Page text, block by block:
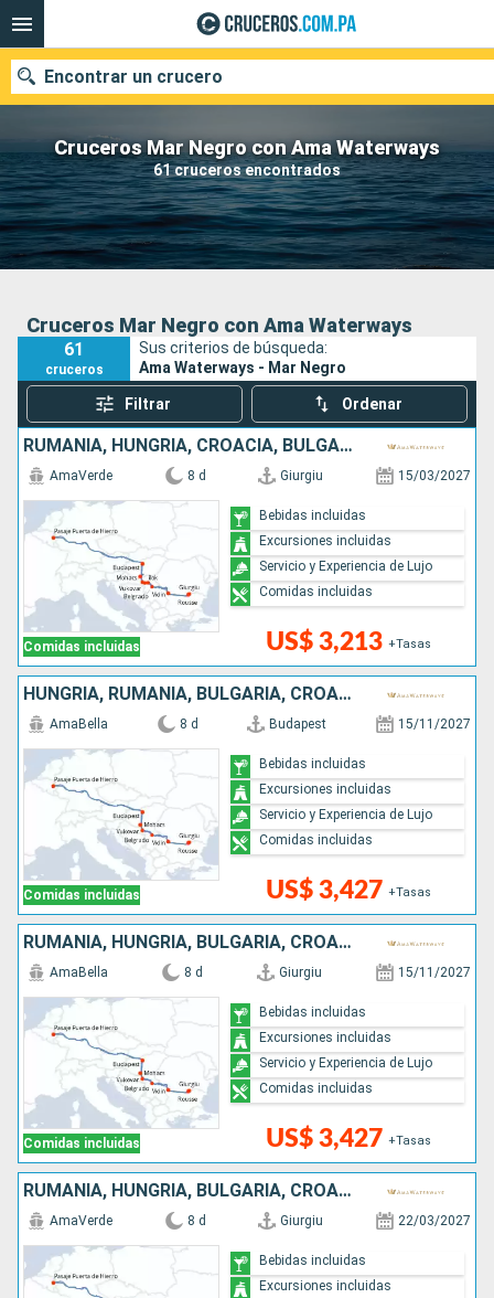
Cruceros Mar Negro con Ama Waterways
61 cruceros encontrados
Encontrar un crucero
Nuestros destinos
Fecha de salida
Buscar
Cruceros Mar Negro con Ama Waterways
61
cruceros
Sus criterios de búsqueda:
Ama Waterways - Mar Negro
Filtrar Ordenar
RUMANIA, HUNGRÍA, CROACIA, BULGARIA, SERBIA
Comidas incluidas
AmaVerde 8 d Giurgiu 15/03/2027
US$ 3,213 +Tasas
Bebidas incluidas
Excursiones incluidas
Servicio y Experiencia de Lujo
Comidas incluidas
HUNGRÍA, RUMANIA, BULGARIA, CROACIA, SERBIA
Comidas incluidas
AmaBella 8 d Budapest 15/11/2027
US$ 3,427 +Tasas
Bebidas incluidas
Excursiones incluidas
Servicio y Experiencia de Lujo
Comidas incluidas
RUMANIA, HUNGRÍA, BULGARIA, CROACIA, SERBIA
Comidas incluidas
AmaBella 8 d Giurgiu 15/11/2027
US$ 3,427 +Tasas
Bebidas incluidas
Excursiones incluidas
Servicio y Experiencia de Lujo
Comidas incluidas
RUMANIA, HUNGRÍA, BULGARIA, CROACIA, SERBIA
AmaVerde 8 d Giurgiu 22/03/2027
Bebidas incluidas
Excursiones incluidas